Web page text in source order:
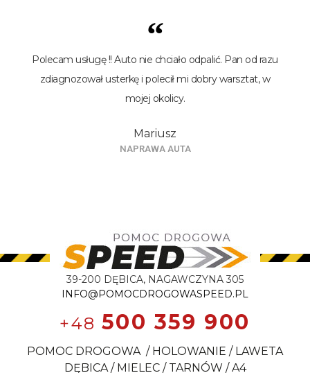
“
Polecam usługę !! Auto nie chciało odpalić. Pan od razu
zdiagnozował usterkę i polecił mi dobry warsztat, w
mojej okolicy.
Mariusz
NAPRAWA AUTA
39-200 DĘBICA, NAGAWCZYNA 305
INFO@POMOCDROGOWASPEED.PL
+48500 359 900
POMOC DROGOWA / HOLOWANIE / LAWETA
DĘBICA / MIELEC / TARNÓW / A4